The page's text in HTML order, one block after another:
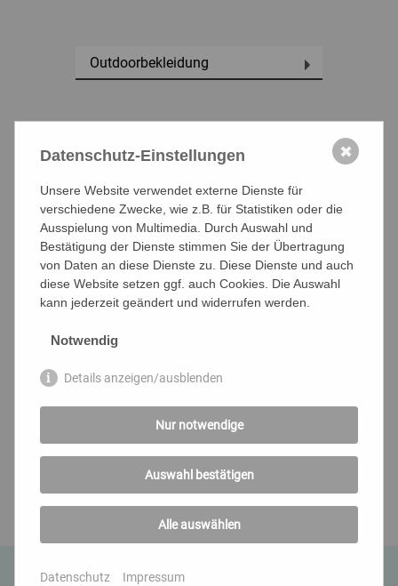
Outdoorbekleidung
Fabrikverkauf
Behördenbekleidung
Corporate Fashion
Datenschutz-Einstellungen
Unsere Website verwendet externe Dienste für
verschiedene Zwecke, wie z.B. für Statistiken oder die
Ausspielung von Multimedia. Durch Auswahl und
Bestätigung der Dienste stimmen Sie der Übertragung
von Daten an diese Dienste zu. Diese Dienste und auch
diese Website setzen ggf. auch Cookies. Die Auswahl
kann jederzeit geändert und widerrufen werden.
Notwendig
Details anzeigen/ausblenden
Nur notwendige
Auswahl bestätigen
Alle auswählen
Datenschutz Impressum
✖